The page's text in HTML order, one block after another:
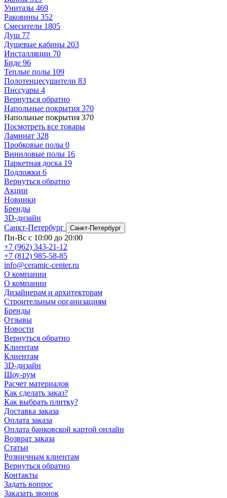
Унитазы 469
Раковины 352
Смесители 1805
Душ 77
Душевые кабины 203
Инсталляции 70
Биде 96
Теплые полы 109
Полотенцесушители 83
Писсуары 4
Вернуться обратно
Напольные покрытия 370
Напольные покрытия 370
Посмотреть все товары
Ламинат 328
Пробковые полы 0
Виниловые полы 16
Паркетная доска 19
Подложки 6
Вернуться обратно
Акции
Новинки
Бренды
3D-дизайн
Санкт-Петербург
Санкт-Петербург
Пн-Вс с 10:00 до 20:00
+7 (962) 343-21-12
+7 (812) 985-58-85
info@ceramic-center.ru
О компании
О компании
Дизайнерам и архитекторам
Строительным организациям
Бренды
Отзывы
Новости
Вернуться обратно
Клиентам
Клиентам
3D-дизайн
Шоу-рум
Расчет материалов
Как сделать заказ?
Как выбрать плитку?
Доставка заказа
Оплата заказа
Оплата банковской картой онлайн
Возврат заказа
Статьи
Розничным клиентам
Вернуться обратно
Контакты
Задать вопрос
Заказать звонок